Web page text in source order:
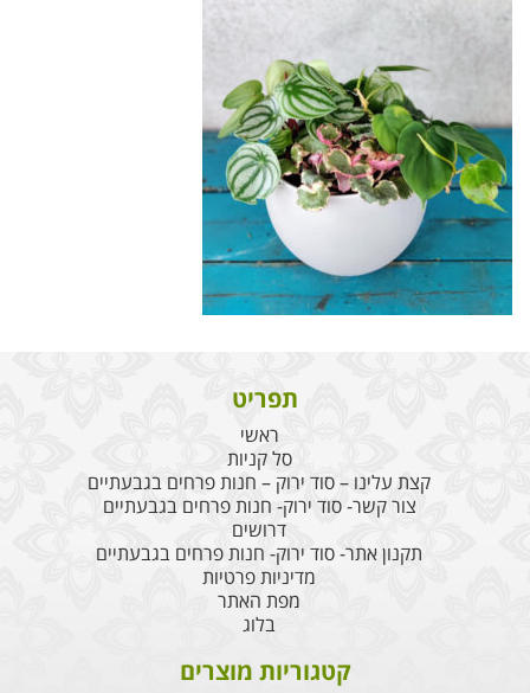
תפריט
ראשי
סל קניות
קצת עלינו – סוד ירוק – חנות פרחים בגבעתיים
צור קשר- סוד ירוק- חנות פרחים בגבעתיים
דרושים
תקנון אתר- סוד ירוק- חנות פרחים בגבעתיים
מדיניות פרטיות
מפת האתר
בלוג
קטגוריות מוצרים